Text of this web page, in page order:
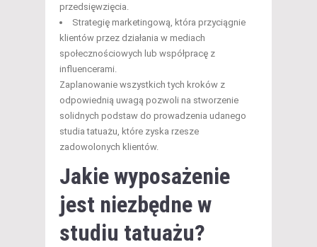
przedsięwzięcia.
Strategię marketingową, która przyciągnie
klientów przez działania w mediach
społecznościowych lub współpracę z
influencerami.
Zaplanowanie wszystkich tych kroków z
odpowiednią uwagą pozwoli na stworzenie
solidnych podstaw do prowadzenia udanego
studia tatuażu, które zyska rzesze
zadowolonych klientów.
Jakie wyposażenie
jest niezbędne w
studiu tatuażu?